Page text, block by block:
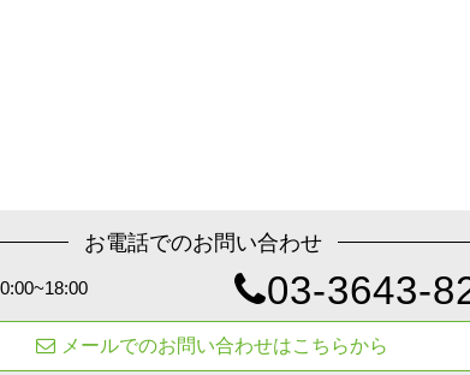
お電話でのお問い合わせ
03-3643-
メールでのお問い合わせはこちらから